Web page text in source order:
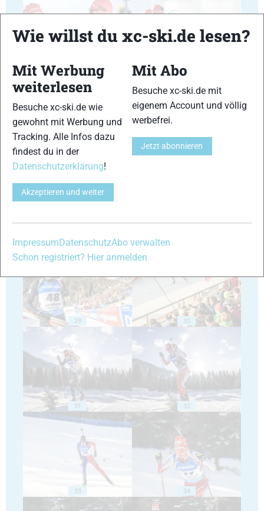
25 26
29 30
31 32
33 34
Wie willst du xc-ski.de lesen?
Mit Werbung
weiterlesen
Besuche xc-ski.de wie
gewohnt mit Werbung und
Tracking. Alle Infos dazu
findest du in der
Datenschutzerklärung!
Akzeptieren und weiter
Mit Abo
Besuche xc-ski.de mit
eigenem Account und völlig
werbefrei.
Jetzt abonnieren
ImpressumDatenschutzAbo verwalten
Schon registriert? Hier anmelden